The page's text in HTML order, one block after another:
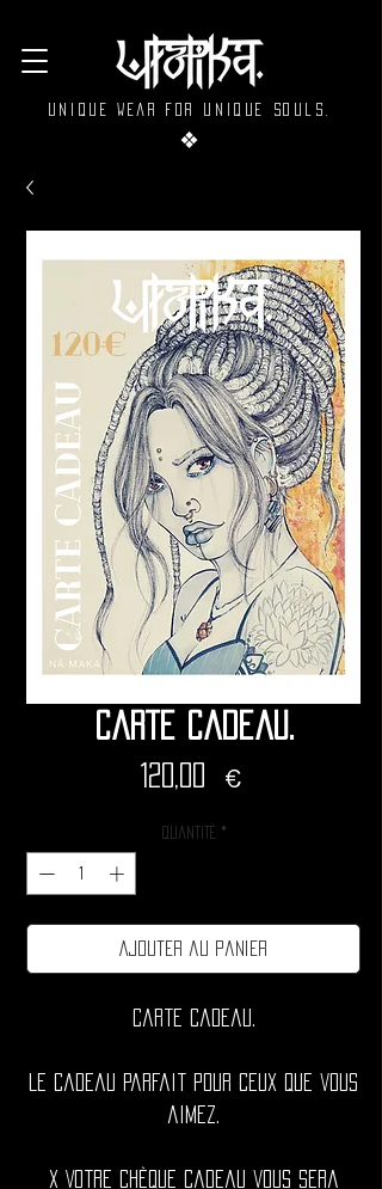
Unique wear for unique souls.
❖
Carte cadeau.
120,00 €Prix
Quantité *
Ajouter au panier
Carte cadeau.
Le cadeau parfait pour ceux que vous
aimez.
x Votre chèque cadeau vous sera